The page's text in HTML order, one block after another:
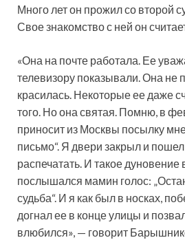
Много лет он прожил со второй
Свое знакомство с ней он
«Она на почте работала. Ее
телевизору показывали. Она не
красилась. Некоторые ее даже
того. Но она святая. Помню, в
приносит из Москвы посылку
письмо“. Я двери закрыл и
распечатать. И такое дуновение
послышался мамин голос:
судьба“. И я как был в носках,
догнал ее в конце улицы и
влюбился», — говорит